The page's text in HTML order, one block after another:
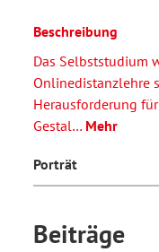
Beschreibung
Das Selbststudium
Onlinedistanzlehre
Herausforderung
Gestal… Mehr
Porträt
Beiträge